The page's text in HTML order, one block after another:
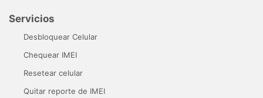
Servicios
Desbloquear Celular
Chequear IMEI
Resetear celular
Quitar reporte de IMEI